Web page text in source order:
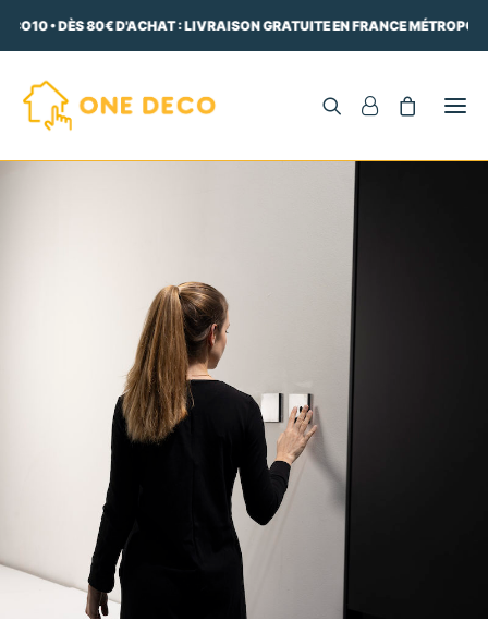
• DÈS 80€ D'ACHAT : LIVRAISON GRATUITE EN FRANCE